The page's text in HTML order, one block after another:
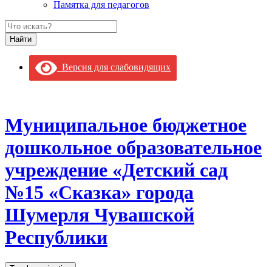
Памятка для педагогов
Версия для слабовидящих
Муниципальное бюджетное
дошкольное образовательное
учреждение «Детский сад
№15 «Сказка» города
Шумерля Чувашской
Республики